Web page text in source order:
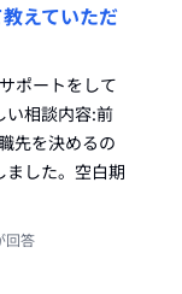
えていただ
ポートをして
い相談内容:前
先を決めるの
ました。空白期
回答